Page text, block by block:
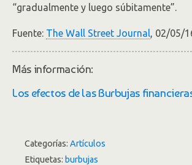
“gradualmente y luego súbitamente”.
Fuente: The Wall Street Journal, 02/05/
Más información:
Los efectos de las Burbujas
Categorías: Artículos
Etiquetas: burbujas